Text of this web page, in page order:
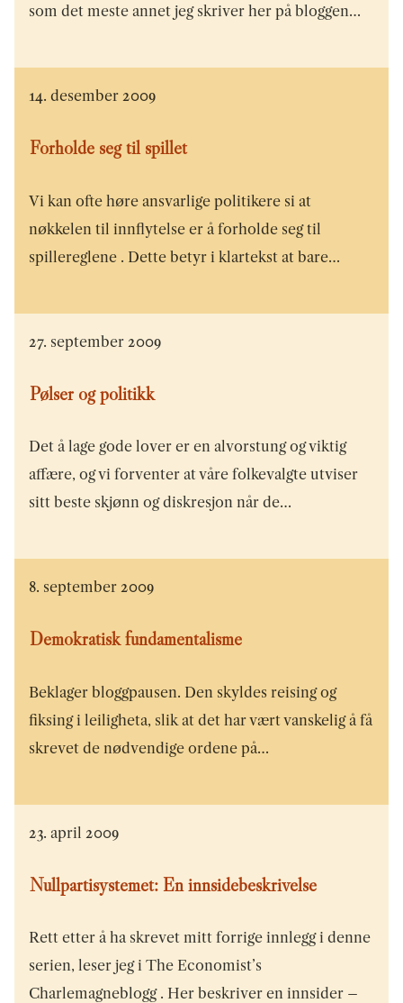
som det meste annet jeg skriver her på bloggen…
14. desember 2009
Forholde seg til spillet
Vi kan ofte høre ansvarlige politikere si at
nøkkelen til innflytelse er å forholde seg til
spillereglene . Dette betyr i klartekst at bare…
27. september 2009
Pølser og politikk
Det å lage gode lover er en alvorstung og viktig
affære, og vi forventer at våre folkevalgte utviser
sitt beste skjønn og diskresjon når de…
8. september 2009
Demokratisk fundamentalisme
Beklager bloggpausen. Den skyldes reising og
fiksing i leiligheta, slik at det har vært vanskelig å få
skrevet de nødvendige ordene på…
23. april 2009
Nullpartisystemet: En innsidebeskrivelse
Rett etter å ha skrevet mitt forrige innlegg i denne
serien, leser jeg i The Economist’s
Charlemagneblogg . Her beskriver en innsider –